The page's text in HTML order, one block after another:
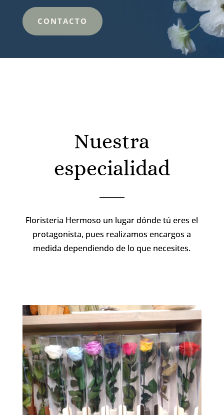
CONTACTO
Nuestra
especialidad
Floristeria Hermoso un lugar dónde tú eres el
protagonista, pues realizamos encargos a
medida dependiendo de lo que necesites.